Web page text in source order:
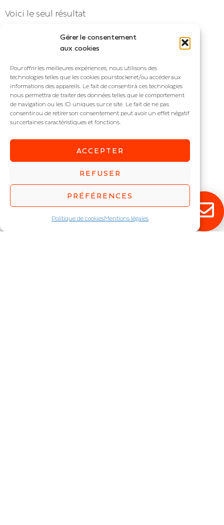
Gérer le consentement
aux cookies
Pour offrir les meilleures expériences, nous utilisons des
technologies telles que les cookies pour stocker et/ou accéder aux
informations des appareils. Le fait de consentir à ces technologies
nous permettra de traiter des données telles que le comportement
de navigation ou les ID uniques sur ce site. Le fait de ne pas
consentir ou de retirer son consentement peut avoir un effet négatif
sur certaines caractéristiques et fonctions.
ACCEPTER
REFUSER
PRÉFÉRENCES
Politique de cookiesMentions légales
Voici le seul résultat
Projecteur
Puissance (W) :80,110,160,